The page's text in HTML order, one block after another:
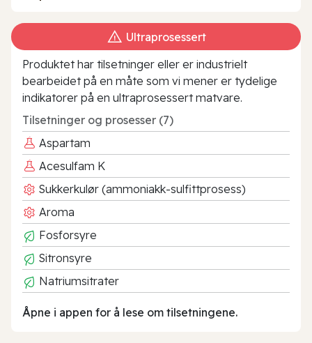
Ultraprosessert
Produktet har tilsetninger eller er industrielt
bearbeidet på en måte som vi mener er tydelige
indikatorer på en ultraprosessert matvare.
Tilsetninger og prosesser (7)
Aspartam
Acesulfam K
Sukkerkulør (ammoniakk-sulfittprosess)
Aroma
Fosforsyre
Sitronsyre
Natriumsitrater
Åpne i appen for å lese om tilsetningene.